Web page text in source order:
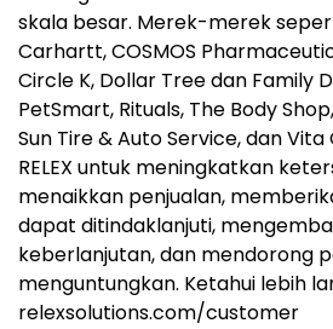
skala besar. Merek-merek
Carhartt, COSMOS
Circle K, Dollar Tree dan Family
PetSmart, Rituals, The Body
Sun Tire & Auto Service, dan
RELEX untuk meningkatkan
menaikkan penjualan,
dapat ditindaklanjuti,
keberlanjutan, dan mendorong
menguntungkan. Ketahui lebih
relexsolutions.com/customer